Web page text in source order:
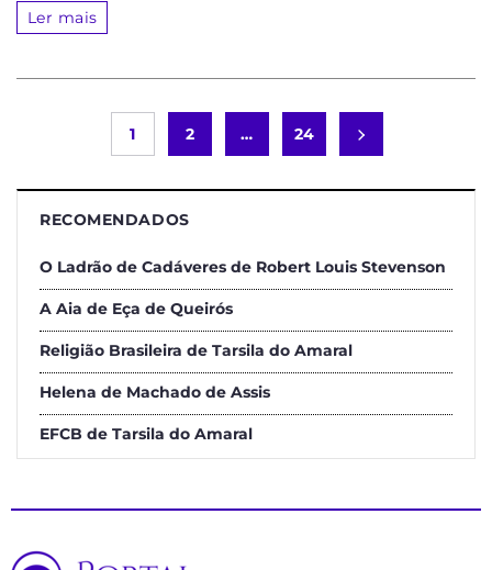
Ler mais
1 2 … 24
RECOMENDADOS
O Ladrão de Cadáveres de Robert Louis Stevenson
A Aia de Eça de Queirós
Religião Brasileira de Tarsila do Amaral
Helena de Machado de Assis
EFCB de Tarsila do Amaral